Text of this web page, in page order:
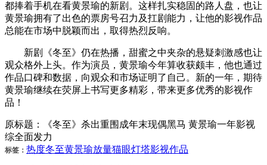
都捧着手机在看黄景瑜的新剧。这样扎实稳固的路人盘，也让
黄景瑜拥有了出色的票房号召力及扛剧能力，让他的影视作品
总能在市场中脱颖而出，取得热烈反响。
新剧《冬至》仍在热播，甜蜜之中夹杂的悬疑刺激感也让
观众格外上头。作为演员，黄景瑜今年算收获颇丰，他也通过
作品口碑和数据，向观众和市场证明了自己。新的一年，期待
黄景瑜继续在荧屏上书写更多精彩，带来更多优秀的影视作
品！
原标题：《冬至》杀出重围成年末现偶黑马 黄景瑜一年影视
综全面发力
标签： 热度冬至黄景瑜放量猫眼灯塔影视作品